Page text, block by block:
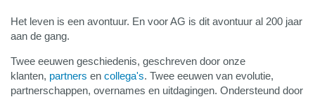
Het leven is een avontuur. En voor AG is dit avontuur al 200 jaar
aan de gang.
Twee eeuwen geschiedenis, geschreven door onze
klanten, partners en collega's. Twee eeuwen van evolutie,
partnerschappen, overnames en uitdagingen. Ondersteund door